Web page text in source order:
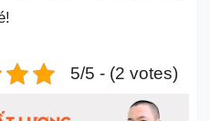
5/5 - (2 votes)